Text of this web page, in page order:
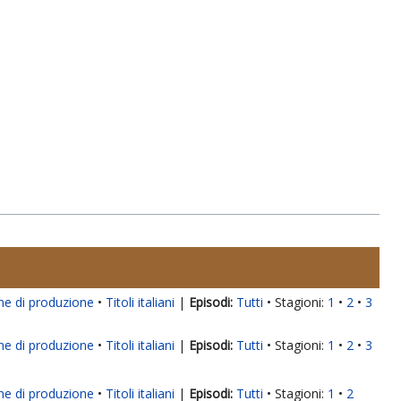
di produzione Titoli italiani | Tutti Stagioni: 1 2
3
di produzione Titoli italiani | Tutti Stagioni: 1 2
3
di produzione Titoli italiani | Tutti Stagioni: 1 2